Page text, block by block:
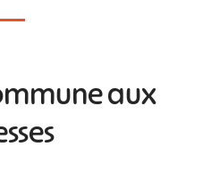
aux